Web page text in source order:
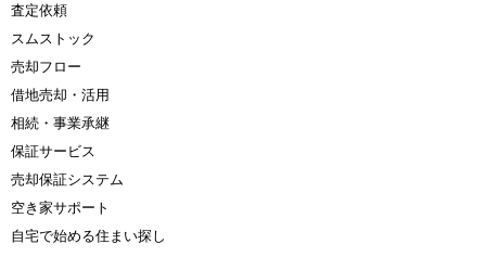
査定依頼
スムストック
売却フロー
借地売却・活用
相続・事業承継
保証サービス
売却保証システム
空き家サポート
自宅で始める住まい探し